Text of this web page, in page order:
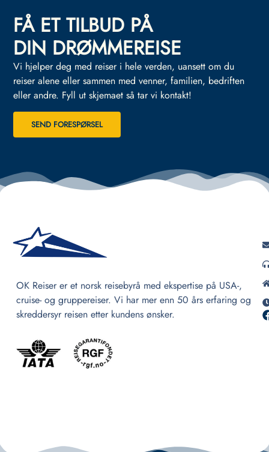
FÅ ET TILBUD PÅ
DIN DRØMMEREISE
Vi hjelper deg med reiser i hele verden, uansett om du
reiser alene eller sammen med venner, familien, bedriften
eller andre. Fyll ut skjemaet så tar vi kontakt!
SEND FORESPØRSEL
OK Reiser er et norsk reisebyrå med ekspertise på USA-,
cruise- og gruppereiser. Vi har mer enn 50 års erfaring og
skreddersyr reisen etter kundens ønsker.